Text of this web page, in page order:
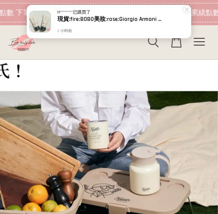
下筆消費即可折抵 現在去購物！ 加入會員 消費即可累績點
M*********已購買了
現貨:fire:BOBO美妝:rose:Giorgio Armani 高訂完美絲絨水慕斯粉底PRO 5ml 超持妝絲絨水慕斯 小樣 GA
2 小時前